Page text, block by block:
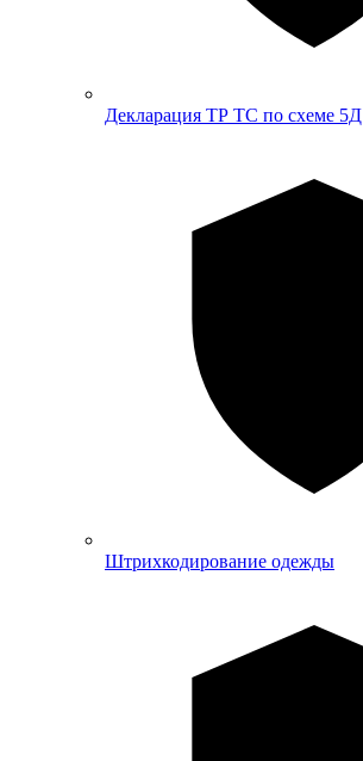
Декларация ТР ТС по схеме 5Д
Штрихкодирование одежды